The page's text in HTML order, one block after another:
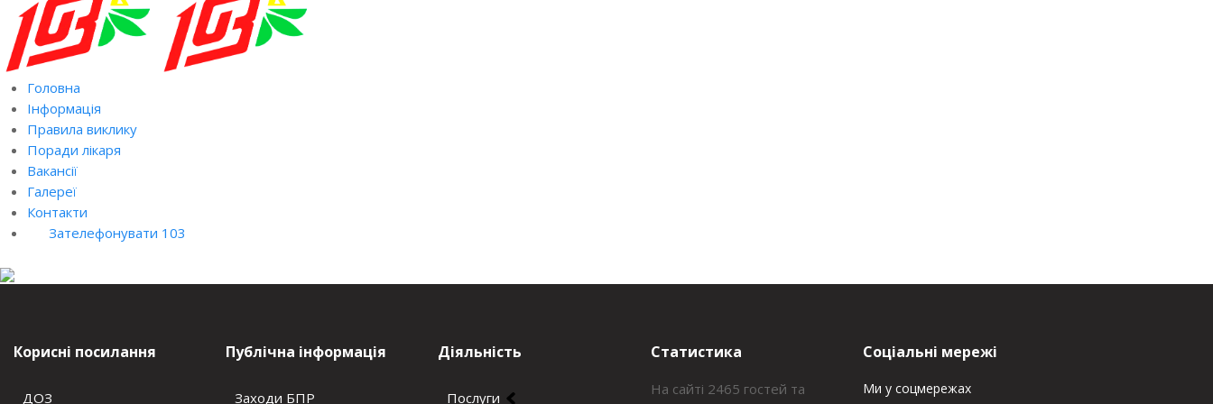
Головна
Інформація
Правила виклику
Поради лікаря
Вакансії
Галереї
Контакти
Зателефонувати 103
Корисні посилання
ДОЗ
Публічна інформація
Заходи БПР
Діяльність
Послуги
Статистика
На сайті 2465 гостей та
Соціальні мережі
Ми у соцмережах